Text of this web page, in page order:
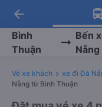
Tải
Nhận
quyền
Tải
-30k/
app
arrow_back
Bình
Thuận
Bến
Nẵng
Vé xe khách xe đi Đà
Nẵng từ Bình Thuận